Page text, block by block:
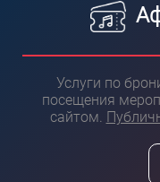
Услуги по
посещения
сайтом.